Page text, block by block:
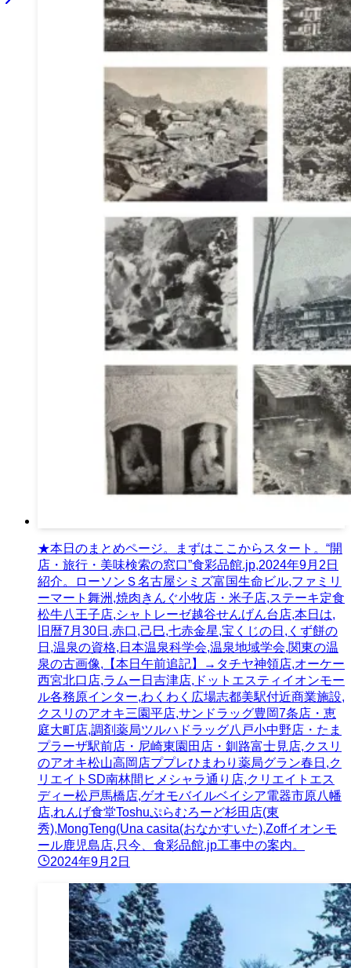
★本日のまとめページ。まずはここからスタート。“開
店・旅行・美味検索の窓口”食彩品館.jp,2024年9月2日
紹介。ローソンＳ名古屋シミズ富国生命ビル,ファミリ
ーマート舞洲,焼肉きんぐ小牧店・米子店,ステーキ定食
松牛八王子店,シャトレーゼ越谷せんげん台店,本日は,
旧暦7月30日,赤口,己巳,七赤金星,宝くじの日,くず餅の
日,温泉の資格,日本温泉科学会,温泉地域学会,関東の温
泉の古画像,【本日午前追記】→タチヤ神領店,オーケー
西宮北口店,ラムー日吉津店,ドットエスティイオンモー
ル各務原インター,わくわく広場志都美駅付近商業施設,
クスリのアオキ三園平店,サンドラッグ豊岡7条店・恵
庭大町店,調剤薬局ツルハドラッグ八戸小中野店・たま
プラーザ駅前店・尼崎東園田店・釧路富士見店,クスリ
のアオキ松山高岡店ププレひまわり薬局グラン春日,ク
リエイトSD南林間ヒメシャラ通り店,クリエイトエス
ディー松戸馬橋店,ゲオモバイルベイシア電器市原八幡
店,れんげ食堂Toshuぷらむろーど杉田店(東
秀),MongTeng(Una casita(おなかすいた),Zoffイオンモ
ール鹿児島店,只今、食彩品館.jp工事中の案内。
2024年9月2日